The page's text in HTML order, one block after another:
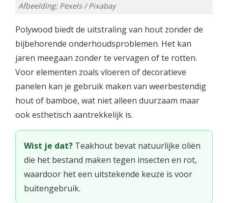
Afbeelding: Pexels / Pixabay
Polywood biedt de uitstraling van hout zonder de
bijbehorende onderhoudsproblemen. Het kan
jaren meegaan zonder te vervagen of te rotten.
Voor elementen zoals vloeren of decoratieve
panelen kan je gebruik maken van weerbestendig
hout of bamboe, wat niet alleen duurzaam maar
ook esthetisch aantrekkelijk is.
Wist je dat? Teakhout bevat natuurlijke oliën
die het bestand maken tegen insecten en rot,
waardoor het een uitstekende keuze is voor
buitengebruik.